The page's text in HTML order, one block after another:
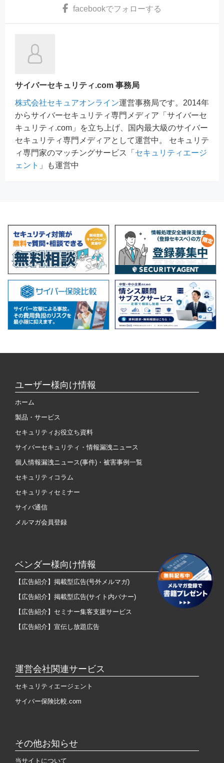
facebookでフォローする
サイバーセキュリティ.com 事務局
株式会社セキュアオンライン運営事務局です。2014年
からサイバーセキュリティ専門メディア「サイバーセ
キュリティ.com」を立ち上げ、国内最大級のサイバー
セキュリティ専門メディアとして運営中。 セキュリテ
ィ専門家のマッチングサービス「 セキュリティエージ
ェント 」も運営中
ユーザー様向け情報
ホーム
製品・サービス
セキュリティお役立ち資料
サイバーセキュリティ・情報漏洩ニュース
個人情報漏洩ニュース(事件)・被害事例一覧
セキュリティコラム
セキュリティセミナー
サイバ通信
メルマガ会員登録
ベンダー様向け情報
【広告紹介】掲載型広告(号外メルマガ)
【広告紹介】掲載型広告(サイト内バナー)
【広告紹介】セミナー集客支援サービス
【広告紹介】宣伝し放題広告
運営会社関連サービス
セキュリティエージェント
サイバー保険比較.com
その他お知らせ
当サイトについて